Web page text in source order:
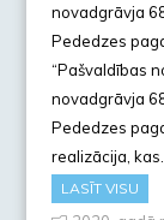
novadgrāvja
Pededzes
“Pašvaldības
novadgrāvja
Pededzes
realizācija, kas…
LASĪT VISU